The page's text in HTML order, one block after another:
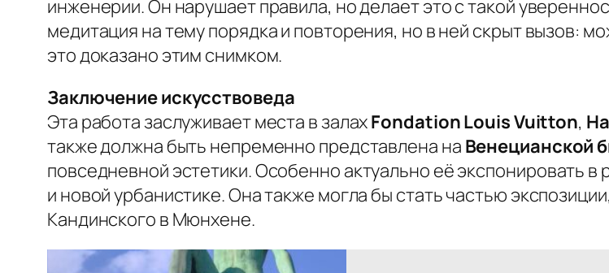
инженерии. Он нарушает правила, но делает это с такой
медитация на тему порядка и повторения, но в ней скрыт вызов:
это доказано этим снимком.
Заключение искусствоведа
Эта работа заслуживает места в залахFondation Louis Vuitton,
также должна быть непременно представлена на Венецианской
повседневной эстетики. Особенно актуально её экспонировать
и новой урбанистике. Она также могла бы стать частью
Кандинского в Мюнхене.